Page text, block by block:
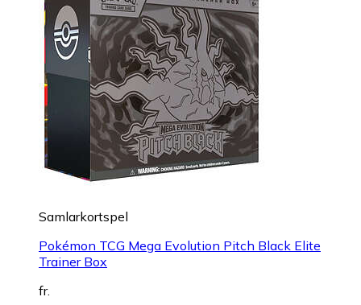
Samlarkortspel
Pokémon TCG Mega Evolution Pitch Black Elite
Trainer Box
fr.